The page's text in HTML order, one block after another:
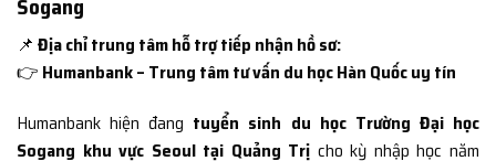
Sogang
📌 Địa chỉ trung tâm hỗ trợ tiếp nhận hồ sơ:
👉 Humanbank – Trung tâm tư vấn du học Hàn Quốc uy tín
Humanbank hiện đang tuyển sinh du học Trường Đại học
Sogang khu vực Seoul tại Quảng Trị cho kỳ nhập học năm